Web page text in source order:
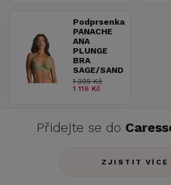
Podprsenka
PANACHE
ANA
PLUNGE
BRA
SAGE/SAND
1 395 Kč
1 116 Kč
Přidejte se do
ZJISTIT VÍCE